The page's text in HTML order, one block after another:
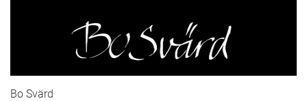
Bo Svärd